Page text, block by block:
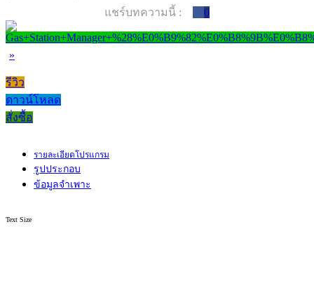
แชร์บทความนี้ : 0
»
รีวิว
ดาวน์โหลด
สั่งซื้อ
รายละเอียดโปรแกรม
รูปประกอบ
ข้อมูลจำเพาะ
Text Size